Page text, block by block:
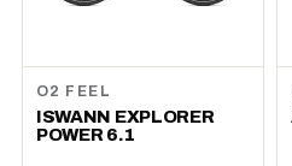
O2 FEEL
ISWANN EXPLORER
POWER 6.1